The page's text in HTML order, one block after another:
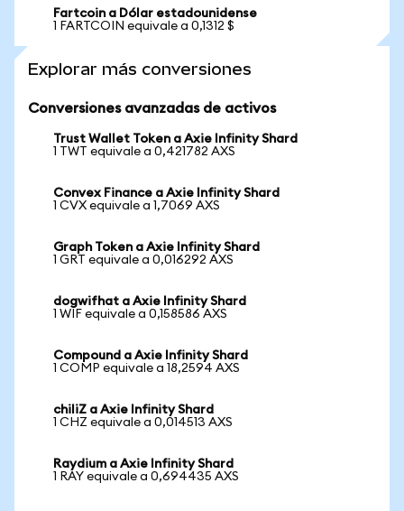
Fartcoin a Dólar estadounidense
1 FARTCOIN equivale a 0,1312 $
Explorar más conversiones
Conversiones avanzadas de activos
Trust Wallet Token a Axie Infinity Shard
1 TWT equivale a 0,421782 AXS
Convex Finance a Axie Infinity Shard
1 CVX equivale a 1,7069 AXS
Graph Token a Axie Infinity Shard
1 GRT equivale a 0,016292 AXS
dogwifhat a Axie Infinity Shard
1 WIF equivale a 0,158586 AXS
Compound a Axie Infinity Shard
1 COMP equivale a 18,2594 AXS
chiliZ a Axie Infinity Shard
1 CHZ equivale a 0,014513 AXS
Raydium a Axie Infinity Shard
1 RAY equivale a 0,694435 AXS